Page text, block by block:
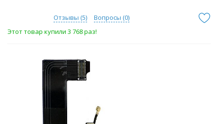
Отзывы (5) Вопросы (0)
Этот товар купили 3 768 раз!